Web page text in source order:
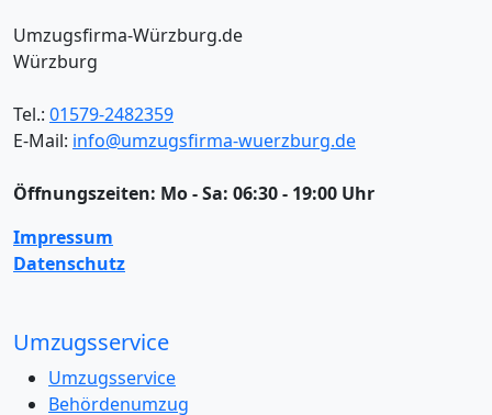
Umzugsfirma-Würzburg.de
Würzburg
Tel.: 01579-2482359
E-Mail: info@umzugsfirma-wuerzburg.de
Öffnungszeiten: Mo - Sa: 06:30 - 19:00 Uhr
Impressum
Datenschutz
Umzugsservice
Umzugsservice
Behördenumzug